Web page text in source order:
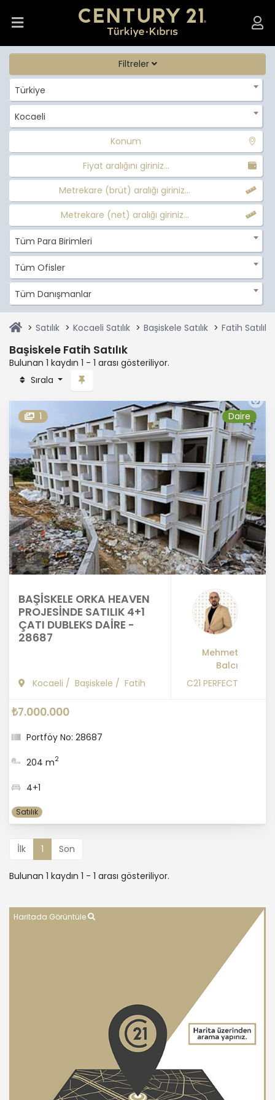
Filtreler
Türkiye
Kocaeli
Konum
Fiyat aralığını giriniz...
Metrekare (brüt) aralığı giriniz...
Metrekare (net) aralığı giriniz...
Tüm Para Birimleri
Tüm Ofisler
Tüm Danışmanlar
Satılık Kocaeli Satılık Başiskele Satılık Fatih Satılık
Başiskele Fatih Satılık
Bulunan 1 kaydın 1 - 1 arası gösteriliyor.
Sırala
1 Daire
BAŞİSKELE ORKA HEAVEN
PROJESİNDE SATILIK 4+1
ÇATI DUBLEKS DAİRE -
28687
Kocaeli / Başiskele / Fatih
Mehmet
Balcı
C21 PERFECT
₺7.000.000
Portföy No: 28687
204 m2
4+1
Satılık
İlk 1 Son
Bulunan 1 kaydın 1 - 1 arası gösteriliyor.
Haritada Görüntüle